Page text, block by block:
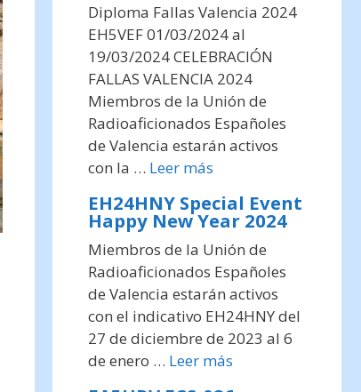
Diploma Fallas Valencia 2024
EH5VEF 01/03/2024 al
19/03/2024 CELEBRACIÓN
FALLAS VALENCIA 2024
Miembros de la Unión de
Radioaficionados Españoles
de Valencia estarán activos
con la … Leer más
EH24HNY Special Event
Happy New Year 2024
Miembros de la Unión de
Radioaficionados Españoles
de Valencia estarán activos
con el indicativo EH24HNY del
27 de diciembre de 2023 al 6
de enero … Leer más